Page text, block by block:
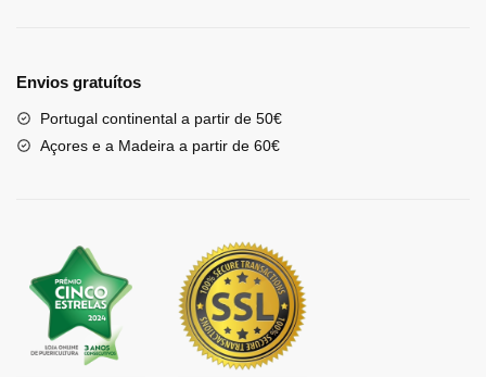
Envios gratuítos
Portugal continental a partir de 50€
Açores e a Madeira a partir de 60€